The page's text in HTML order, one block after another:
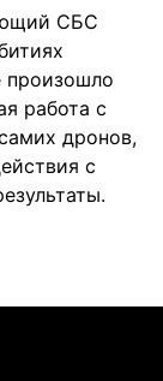
СБС
произошло
работа с
дронов,
с